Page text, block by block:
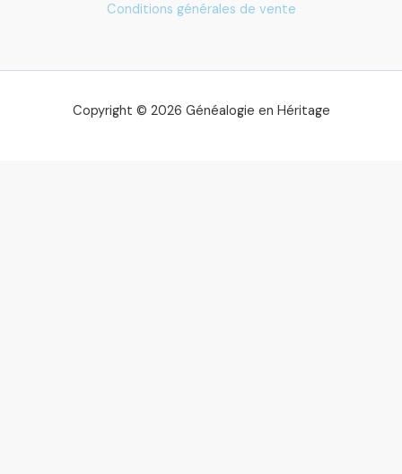
Conditions générales de vente
Copyright © 2026 Généalogie en Héritage